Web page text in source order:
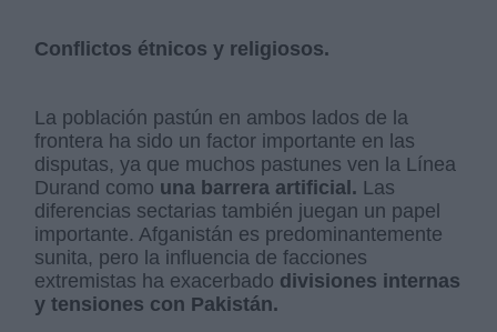
Conflictos étnicos y religiosos.
La población pastún en ambos lados de la
frontera ha sido un factor importante en las
disputas, ya que muchos pastunes ven la Línea
Durand como una barrera artificial. Las
diferencias sectarias también juegan un papel
importante. Afganistán es predominantemente
sunita, pero la influencia de facciones
extremistas ha exacerbado divisiones internas
y tensiones con Pakistán.